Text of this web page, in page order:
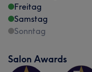
Freitag
Samstag
Sonntag
Salon Awards